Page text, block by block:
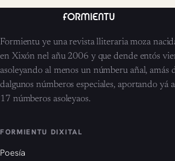
Formientu ye una revista lliteraria moza
en Xixón nel añu 2006 y que dende entós
asoleyando al menos un númberu añal, amás
dalgunos númberos especiales, aportando yá a
17 númberos asoleyaos.
FORMIENTU DIXITAL
Poesía